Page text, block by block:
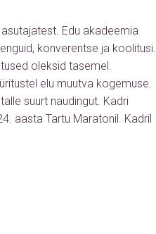
Edu akadeemia
konverentse ja koolitusi.
oleksid tasemel.
elu muutva kogemuse.
suurt naudingut. Kadri
aasta Tartu Maratonil. Kadril